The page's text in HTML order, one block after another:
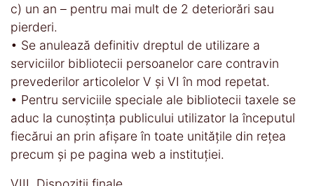
c) un an – pentru mai mult de 2 deteriorări sau
pierderi.
• Se anulează definitiv dreptul de utilizare a
serviciilor bibliotecii persoanelor care contravin
prevederilor articolelor V și VI în mod repetat.
• Pentru serviciile speciale ale bibliotecii taxele se
aduc la cunoştinţa publicului utilizator la începutul
fiecărui an prin afişare în toate unităţile din reţea
precum și pe pagina web a instituției.